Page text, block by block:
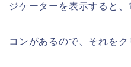
ジケーターを表示すると、
コンがあるので、それをク